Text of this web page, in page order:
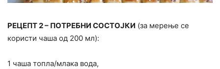
РЕЦЕПТ 2 – ПОТРЕБНИ СОСТОЈКИ (за мерење се
користи чаша од 200 мл):
1 чаша топла/млака вода,